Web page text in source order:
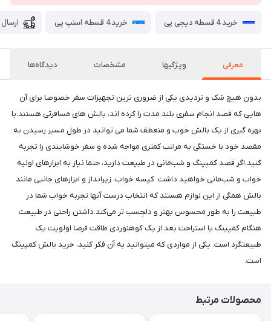
خرید 4 قسطه دیجی پی خرید 4 قسطه اسنپ پی
معرفی ویژگیها مشخصات دیدگاه‌ها
بدون هیچ شک و تردیدی یکی از ضروری ترین تجهیزات سفر خصوصا برای آن
هایی که قصد انجام سفری بلند مدت را کرده اند، بالش های مسافرتی هستند.با
بهره گیری از یک بالش خوب و منعطف شما می توانید در طول مسیر رسیدن به
مقصد خود با خستگی به مراتب کمتری مواجه شده و سفر خوشایندی را تجربه
کنید.اگر قصد کمپینگ و شب‌مانی در طبیعت دارید، حتما نیاز به ابزارهای اولیه
خواب و شب‌مانی خواهید داشت. کیسه خواب، زیرانداز و ابزارهای جانبی مانند
بالش همگی از این لوازم هستند که انتخاب درست آنها تجربه خواب شما در
طبیعت را به طور محسوس بهتر و دلچسب تر می‌کند.داشتن راحتی در طبیعت
هنگام کمپینگ یا استراحت بعد از یک کوهنوردی طاقت فرصا اولویت یک
طبیعتگرد است. یکی از مواردی که میتوانید به آن فکر کنید، خرید بالش کمپینگ
است.
محصولات مرتبط